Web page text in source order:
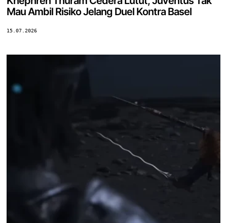
Mau Ambil Risiko Jelang Duel Kontra Basel
15.07.2026